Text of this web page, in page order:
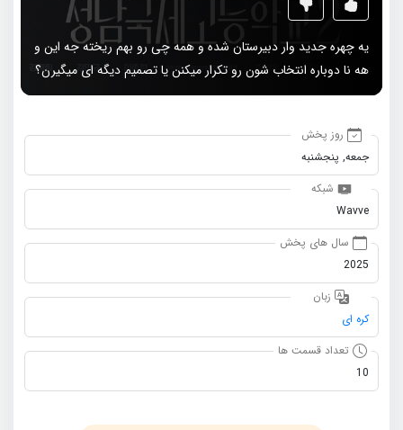
یه چهره جدید وار دبیرستان شده و همه چی رو بهم ریخته جه این و
هه نا دوباره انتخاب شون رو تکرار میکنن یا تصمیم دیگه ای میگیرن؟
روز پخش
جمعه, پنجشنبه
شبکه
Wavve
سال های پخش
2025
زبان
کره ای
تعداد قسمت ها
10